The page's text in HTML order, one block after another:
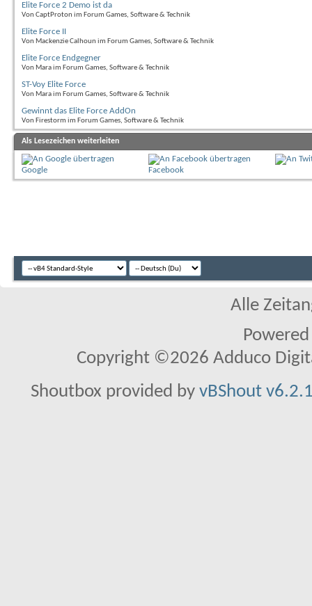
Elite Force 2 Demo ist da
Von CaptProton im Forum Games, Software & Technik
Elite Force II
Von Mackenzie Calhoun im Forum Games, Software & Technik
Elite Force Endgegner
Von Mara im Forum Games, Software & Technik
ST-Voy Elite Force
Von Mara im Forum Games, Software & Technik
Gewinnt das Elite Force AddOn
Von Firestorm im Forum Games, Software & Technik
Als Lesezeichen weiterleiten
Google Facebook
Alle
Copyright ©2026 Adduco
Shoutbox provided by vBShout